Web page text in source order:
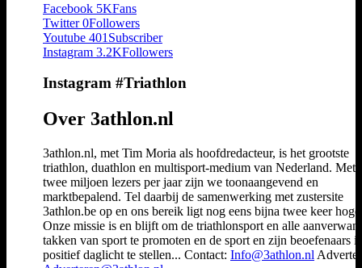
Facebook 5KFans
Twitter 0Followers
Youtube 401 Subscriber
Instagram 3.2KFollowers
Instagram #Triathlon
Over 3athlon.nl
3athlon.nl, met Tim Moria als hoofdredacteur, is het grootste
triathlon, duathlon en multisport-medium van Nederland. Met
twee miljoen lezers per jaar zijn we toonaangevend en
marktbepalend. Tel daarbij de samenwerking met zustersite
3athlon.be op en ons bereik ligt nog eens bijna twee keer
Onze missie is en blijft om de triathlonsport en alle
takken van sport te promoten en de sport en zijn beoefenaars
positief daglicht te stellen... Contact: Info@3athlon.nl